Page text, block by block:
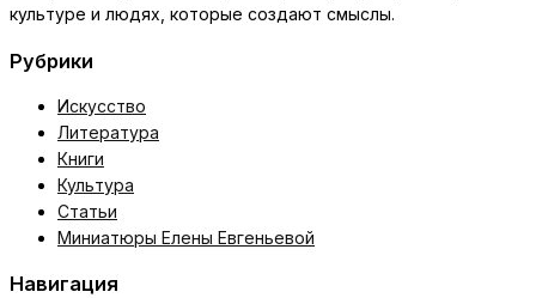
культуре и людях, которые создают смыслы.
Рубрики
Искусство
Литература
Книги
Культура
Статьи
Миниатюры Елены Евгеньевой
Навигация